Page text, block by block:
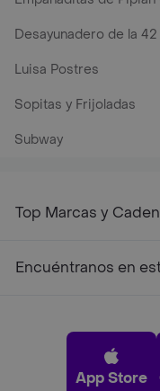
Desayunadero de la 42
Luisa Postres
Sopitas y Frijoladas
Subway
Top Marcas y
Encuéntranos en
App Store